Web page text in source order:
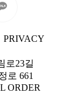
로23길
로 661
ORDER